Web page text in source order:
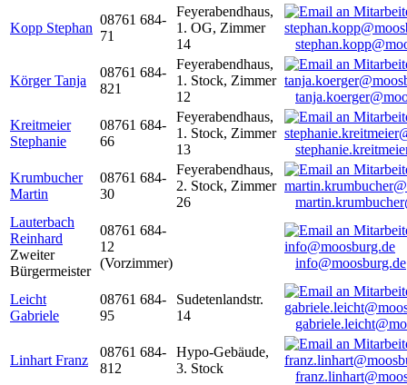
Kopp Stephan
08761 684-
71
Feyerabendhaus,
1. OG, Zimmer
14
Körger Tanja
08761 684-
821
Feyerabendhaus,
1. Stock, Zimmer
12
Kreitmeier
Stephanie
08761 684-
66
Feyerabendhaus,
1. Stock, Zimmer
13
Krumbucher
Martin
08761 684-
30
Feyerabendhaus,
2. Stock, Zimmer
26
Lauterbach
Reinhard
Zweiter
Bürgermeister
08761 684-
12
(Vorzimmer)
info@moosburg.de
Leicht
Gabriele
08761 684-
95
Sudetenlandstr.
14
Linhart Franz
08761 684-
812
Hypo-Gebäude,
3. Stock